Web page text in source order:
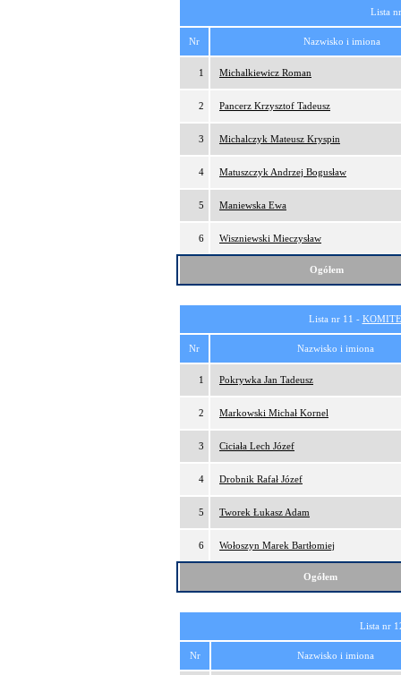
Lista
Nr Nazwisko i imiona
1 Michalkiewicz Roman
2 Pancerz Krzysztof Tadeusz
3 Michalczyk Mateusz Kryspin
4 Matuszczyk Andrzej Bogusław
5 Maniewska Ewa
6 Wiszniewski Mieczysław
Ogółem
Lista nr 11 -
Nr Nazwisko i imiona
1 Pokrywka Jan Tadeusz
2 Markowski Michał Kornel
3 Ciciała Lech Józef
4 Drobnik Rafał Józef
5 Tworek Łukasz Adam
6 Wołoszyn Marek Bartłomiej
Ogółem
Lista nr
Nr Nazwisko i imiona